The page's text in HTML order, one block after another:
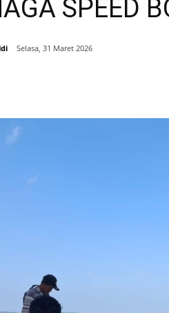
SPEED
Selasa, 31 Maret 2026